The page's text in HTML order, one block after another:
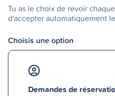
Tu as le choix de revoir
d'accepter automatiquement
Choisis une option
Demandes de